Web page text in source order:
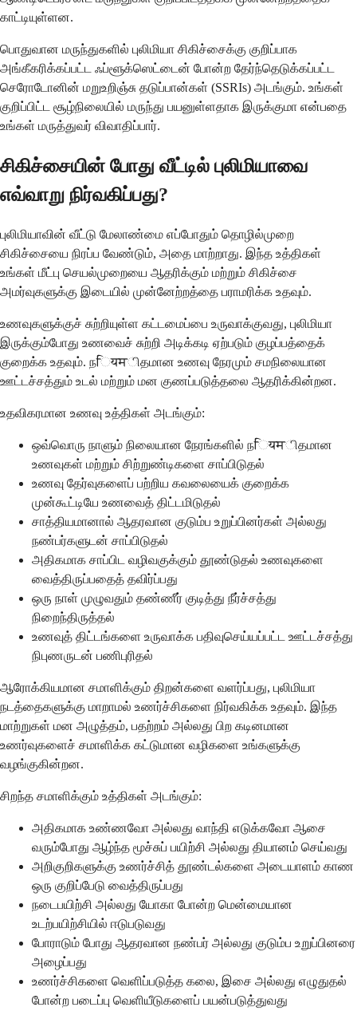
காட்டியுள்ளன.
பொதுவான மருந்துகளில் புலிமியா சிகிச்சைக்கு குறிப்பாக
அங்கீகரிக்கப்பட்ட ஃப்ளூக்ஸெட்டைன் போன்ற தேர்ந்தெடுக்கப்பட்ட
செரோடோனின் மறுஉறிஞ்சு தடுப்பான்கள் (SSRIs) அடங்கும். உங்கள்
குறிப்பிட்ட சூழ்நிலையில் மருந்து பயனுள்ளதாக இருக்குமா என்பதை
உங்கள் மருத்துவர் விவாதிப்பார்.
சிகிச்சையின் போது வீட்டில் புலிமியாவை
எவ்வாறு நிர்வகிப்பது?
புலிமியாவின் வீட்டு மேலாண்மை எப்போதும் தொழில்முறை
சிகிச்சையை நிரப்ப வேண்டும், அதை மாற்றாது. இந்த உத்திகள்
உங்கள் மீட்பு செயல்முறையை ஆதரிக்கும் மற்றும் சிகிச்சை
அமர்வுகளுக்கு இடையில் முன்னேற்றத்தை பராமரிக்க உதவும்.
உணவுகளுக்குச் சுற்றியுள்ள கட்டமைப்பை உருவாக்குவது, புலிமியா
இருக்கும்போது உணவைச் சுற்றி அடிக்கடி ஏற்படும் குழப்பத்தைக்
குறைக்க உதவும். நियमிதமான உணவு நேரமும் சமநிலையான
ஊட்டச்சத்தும் உடல் மற்றும் மன குணப்படுத்தலை ஆதரிக்கின்றன.
உதவிகரமான உணவு உத்திகள் அடங்கும்:
ஒவ்வொரு நாளும் நிலையான நேரங்களில் நियमிதமான
உணவுகள் மற்றும் சிற்றுண்டிகளை சாப்பிடுதல்
உணவு தேர்வுகளைப் பற்றிய கவலையைக் குறைக்க
முன்கூட்டியே உணவைத் திட்டமிடுதல்
சாத்தியமானால் ஆதரவான குடும்ப உறுப்பினர்கள் அல்லது
நண்பர்களுடன் சாப்பிடுதல்
அதிகமாக சாப்பிட வழிவகுக்கும் தூண்டுதல் உணவுகளை
வைத்திருப்பதைத் தவிர்ப்பது
ஒரு நாள் முழுவதும் தண்ணீர் குடித்து நீர்ச்சத்து
நிறைந்திருத்தல்
உணவுத் திட்டங்களை உருவாக்க பதிவுசெய்யப்பட்ட ஊட்டச்சத்து
நிபுணருடன் பணிபுரிதல்
ஆரோக்கியமான சமாளிக்கும் திறன்களை வளர்ப்பது, புலிமியா
நடத்தைகளுக்கு மாறாமல் உணர்ச்சிகளை நிர்வகிக்க உதவும். இந்த
மாற்றுகள் மன அழுத்தம், பதற்றம் அல்லது பிற கடினமான
உணர்வுகளைச் சமாளிக்க கட்டுமான வழிகளை உங்களுக்கு
வழங்குகின்றன.
சிறந்த சமாளிக்கும் உத்திகள் அடங்கும்:
அதிகமாக உண்ணவோ அல்லது வாந்தி எடுக்கவோ ஆசை
வரும்போது ஆழ்ந்த மூச்சுப் பயிற்சி அல்லது தியானம் செய்வது
அறிகுறிகளுக்கு உணர்ச்சித் தூண்டல்களை அடையாளம் காண
ஒரு குறிப்பேடு வைத்திருப்பது
நடைபயிற்சி அல்லது யோகா போன்ற மென்மையான
உடற்பயிற்சியில் ஈடுபடுவது
போராடும் போது ஆதரவான நண்பர் அல்லது குடும்ப உறுப்பினரை
அழைப்பது
உணர்ச்சிகளை வெளிப்படுத்த கலை, இசை அல்லது எழுதுதல்
போன்ற படைப்பு வெளியீடுகளைப் பயன்படுத்துவது